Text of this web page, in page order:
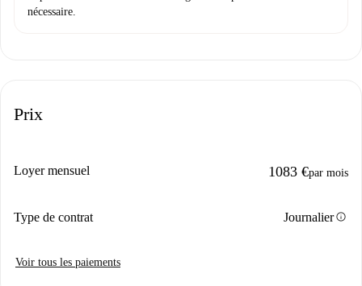
nécessaire.
Prix
Loyer mensuel 1083 €par mois
Type de contrat Journalierinfo
Voir tous les paiements